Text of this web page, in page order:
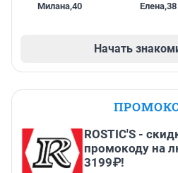
Милана,40 Елена,38
Начать
ROSTIC'S -
промокоду на
3199₽!